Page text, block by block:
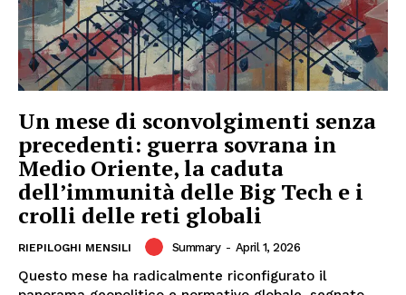
Un mese di sconvolgimenti senza
precedenti: guerra sovrana in
Medio Oriente, la caduta
dell’immunità delle Big Tech e i
crolli delle reti globali
RIEPILOGHI MENSILI Summary - April 1, 2026
Questo mese ha radicalmente riconfigurato il